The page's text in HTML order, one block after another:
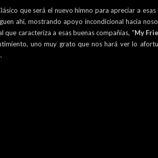
que será el nuevo himno para apreciar a
ahí, mostrando apoyo incondicional hacia
que caracteriza a esas buenas compañías, "My
uno muy grato que nos hará ver lo